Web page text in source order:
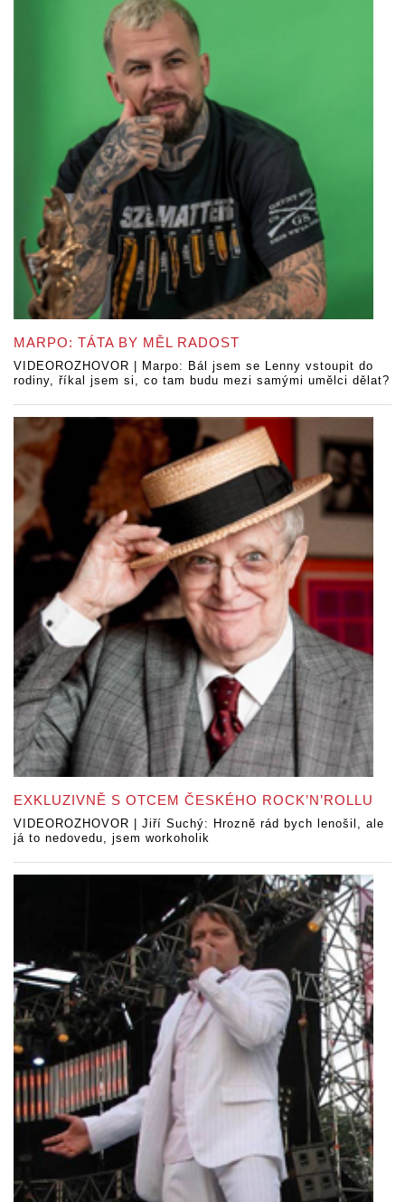
MARPO: TÁTA BY MĚL RADOST
VIDEOROZHOVOR | Marpo: Bál jsem se Lenny vstoupit do
rodiny, říkal jsem si, co tam budu mezi samými umělci dělat?
EXKLUZIVNĚ S OTCEM ČESKÉHO ROCK’N’ROLLU
VIDEOROZHOVOR | Jiří Suchý: Hrozně rád bych lenošil, ale
já to nedovedu, jsem workoholik